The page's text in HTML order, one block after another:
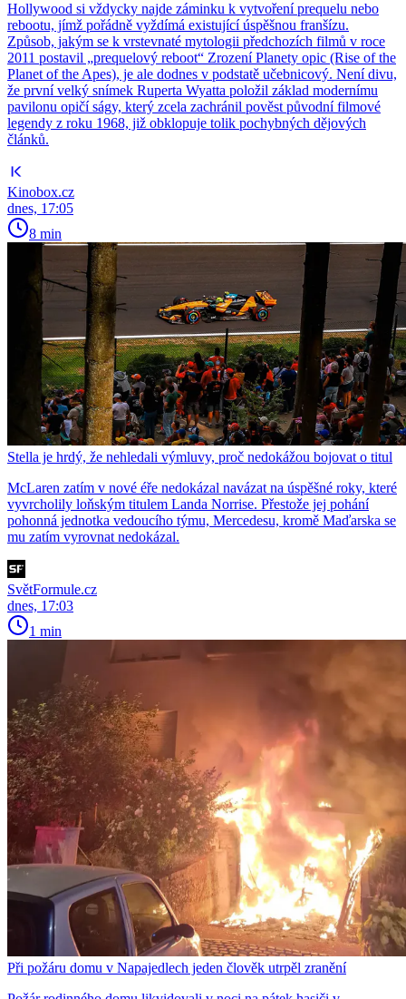
Hollywood si vždycky najde záminku k vytvoření prequelu nebo
rebootu, jímž pořádně vyždímá existující úspěšnou franšízu.
Způsob, jakým se k vrstevnaté mytologii předchozích filmů v roce
2011 postavil „prequelový reboot“ Zrození Planety opic (Rise of the
Planet of the Apes), je ale dodnes v podstatě učebnicový. Není divu,
že první velký snímek Ruperta Wyatta položil základ modernímu
pavilonu opičí ságy, který zcela zachránil pověst původní filmové
legendy z roku 1968, již obklopuje tolik pochybných dějových
článků.
Kinobox.cz
dnes, 17:05
8 min
Stella je hrdý, že nehledali výmluvy, proč nedokážou bojovat o titul
McLaren zatím v nové éře nedokázal navázat na úspěšné roky, které
vyvrcholily loňským titulem Landa Norrise. Přestože jej pohání
pohonná jednotka vedoucího týmu, Mercedesu, kromě Maďarska se
mu zatím vyrovnat nedokázal.
SvětFormule.cz
dnes, 17:03
1 min
Při požáru domu v Napajedlech jeden člověk utrpěl zranění